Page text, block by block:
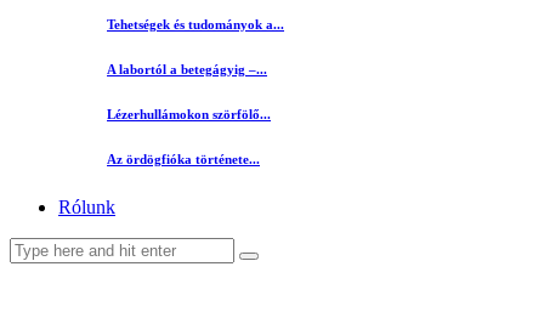
Tehetségek és tudományok a...
A labortól a betegágyig –...
Lézerhullámokon szörfölő...
Az ördögfióka története...
Rólunk